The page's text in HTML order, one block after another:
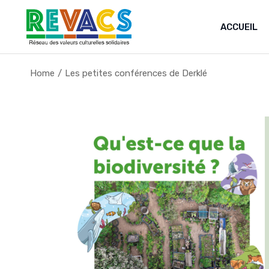
content
ACCUEIL
Home Les petites conférences de Derklé